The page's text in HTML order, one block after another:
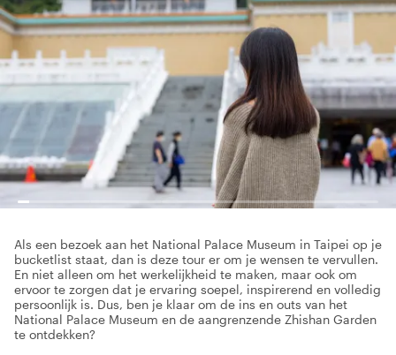
Als een bezoek aan het National Palace Museum in Taipei op je
bucketlist staat, dan is deze tour er om je wensen te vervullen.
En niet alleen om het werkelijkheid te maken, maar ook om
ervoor te zorgen dat je ervaring soepel, inspirerend en volledig
persoonlijk is. Dus, ben je klaar om de ins en outs van het
National Palace Museum en de aangrenzende Zhishan Garden
te ontdekken?